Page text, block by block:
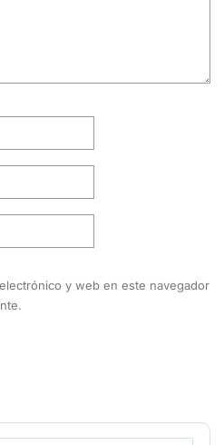
y web en este navegador